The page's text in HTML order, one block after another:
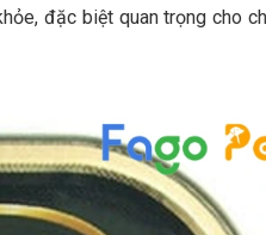
đặc biệt quan trọng cho